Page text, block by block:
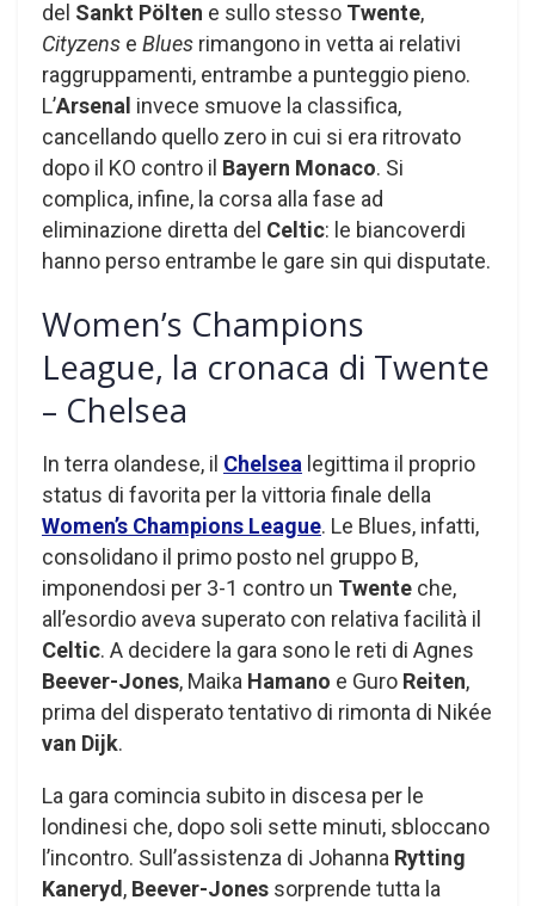
del Sankt Pölten e sullo stesso Twente,
Cityzens e Blues rimangono in vetta ai relativi
raggruppamenti, entrambe a punteggio pieno.
L’Arsenal invece smuove la classifica,
cancellando quello zero in cui si era ritrovato
dopo il KO contro il Bayern Monaco. Si
complica, infine, la corsa alla fase ad
eliminazione diretta del Celtic: le biancoverdi
hanno perso entrambe le gare sin qui disputate.
Women’s Champions
League, la cronaca di Twente
– Chelsea
In terra olandese, il Chelsea legittima il proprio
status di favorita per la vittoria finale della
Women’s Champions League. Le Blues, infatti,
consolidano il primo posto nel gruppo B,
imponendosi per 3-1 contro un Twente che,
all’esordio aveva superato con relativa facilità il
Celtic. A decidere la gara sono le reti di Agnes
Beever-Jones, Maika Hamano e Guro Reiten,
prima del disperato tentativo di rimonta di Nikée
van Dijk.
La gara comincia subito in discesa per le
londinesi che, dopo soli sette minuti, sbloccano
l’incontro. Sull’assistenza di Johanna Rytting
Kaneryd , Beever-Jones sorprende tutta la